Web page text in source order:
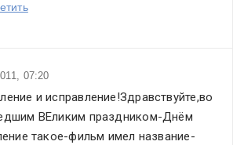
07:20
и исправление!Здравствуйте,во
ВЕликим праздником-Днём
такое-фильм имел название-